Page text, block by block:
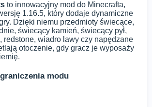
to innowacyjny mod do Minecrafta,
1.16.5, który dodaje dynamiczne
Dzięki niemu przedmioty świecące,
świecący kamień, świecący pył,
redstone, wiadro lawy czy napędzane
otoczenie, gdy gracz je wyposaży
modu